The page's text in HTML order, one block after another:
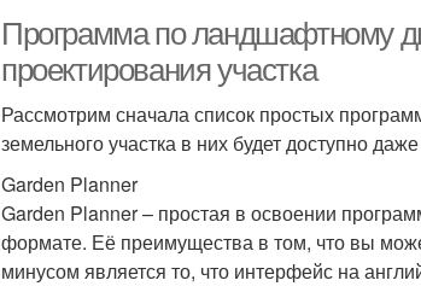
Программа по ландшафтному
проектирования участка
Рассмотрим сначала список простых
земельного участка в них будет доступно
Garden Planner
Garden Planner – простая в освоении
формате. Её преимущества в том, что вы
минусом является то, что интерфейс на